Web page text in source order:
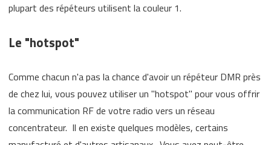
plupart des répéteurs utilisent la couleur 1.
Le "hotspot"
Comme chacun n'a pas la chance d'avoir un répéteur DMR près
de chez lui, vous pouvez utiliser un "hotspot" pour vous offrir
la communication RF de votre radio vers un réseau
concentrateur. Il en existe quelques modèles, certains